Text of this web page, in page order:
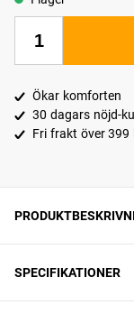
Ökar komforten
30 dagars nöjd-
Fri frakt över 399
SPECIFIKATIONER